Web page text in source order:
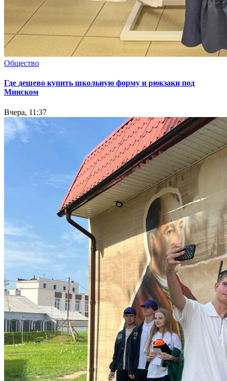
Общество
Где дешево купить школьную форму и рюкзаки под
Минском
Вчера, 11:37